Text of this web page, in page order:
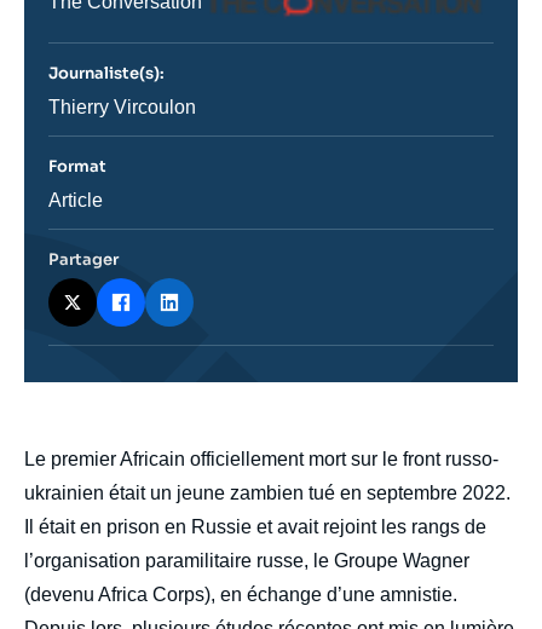
body
Le premier Africain officiellement mort sur le front russo-
ukrainien était un jeune zambien tué en septembre 2022.
Il était en prison en Russie et avait rejoint les rangs de
l’organisation paramilitaire russe, le Groupe Wagner
(devenu Africa Corps), en échange d’une amnistie.
journal,
ou
émission
Journaliste(s):
Journaliste
Thierry Vircoulon
Format
Catégorie
Article
Partager